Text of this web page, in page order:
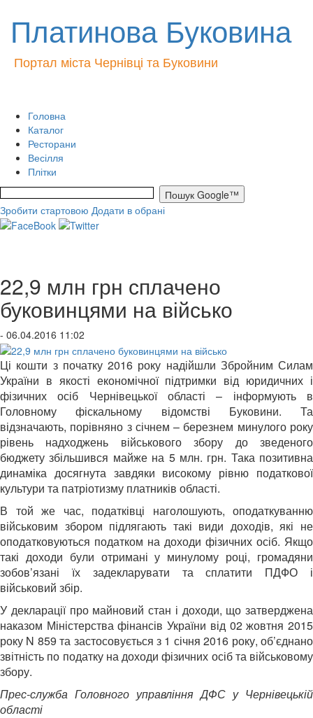
Платинова Буковина
Портал міста Чернівці та Буковини
Головна
Каталог
Ресторани
Весілля
Плітки
Зробити стартовою Додати в обрані
22,9 млн грн сплачено
буковинцями на військо
- 06.04.2016 11:02
Ці кошти з початку 2016 року надійшли Збройним Силам
України в якості економічної підтримки від юридичних і
фізичних осіб Чернівецької області – інформують в
Головному фіскальному відомстві Буковини. Та
відзначають, порівняно з січнем – березнем минулого року
рівень надходжень військового збору до зведеного
бюджету збільшився майже на 5 млн. грн. Така позитивна
динаміка досягнута завдяки високому рівню податкової
культури та патріотизму платників області.
В той же час, податківці наголошують, оподаткуванню
військовим збором підлягають такі види доходів, які не
оподатковуються податком на доходи фізичних осіб. Якщо
такі доходи були отримані у минулому році, громадяни
зобов’язані їх задекларувати та сплатити ПДФО і
військовий збір.
У декларації про майновий стан і доходи, що затверджена
наказом Міністерства фінансів України від 02 жовтня 2015
року N 859 та застосовується з 1 січня 2016 року, об’єднано
звітність по податку на доходи фізичних осіб та військовому
збору.
Прес-служба Головного управління ДФС у Чернівецькій
області